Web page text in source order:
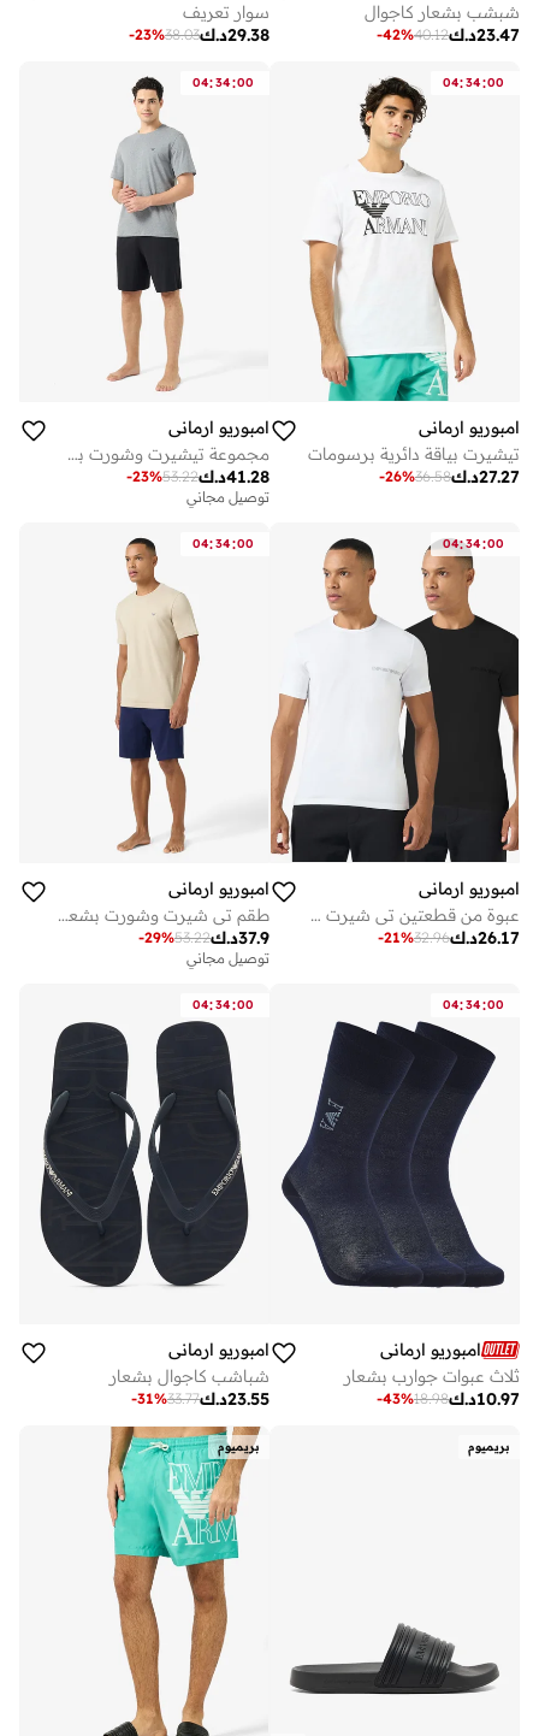
شبشب بشعار كاجوال
د.ك23.47
40.12
-42%
سوار تعريف
د.ك29.38
38.03
-23%
04:34:00
امبوريو ارماني
تيشيرت بياقة دائرية برسومات
د.ك27.27
36.58
-26%
04:34:00
امبوريو ارماني
مجموعة تيشيرت وشورت بشعار الماركة
د.ك41.28
53.22
-23%
توصيل مجاني
04:34:00
امبوريو ارماني
عبوة من قطعتين تي شيرت بياقة دائرية وشعار
د.ك26.17
32.96
-21%
04:34:00
امبوريو ارماني
طقم تي شيرت وشورت بشعار
د.ك37.9
53.22
-29%
توصيل مجاني
04:34:00
امبوريو ارماني
ثلاث عبوات جوارب بشعار
د.ك10.97
18.98
-43%
04:34:00
امبوريو ارماني
شباشب كاجوال بشعار
د.ك23.55
33.77
-31%
بريميوم بريميوم